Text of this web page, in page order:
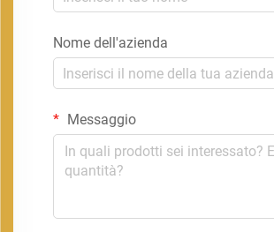
Nome dell'azienda
Messaggio